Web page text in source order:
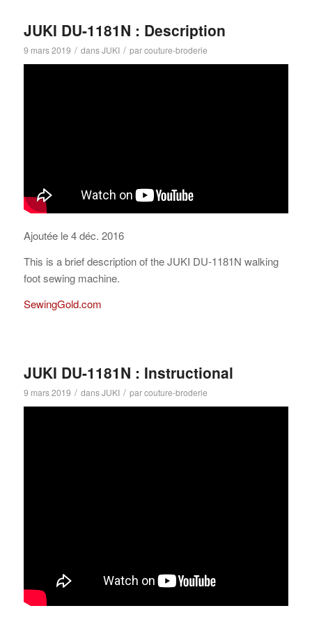
JUKI DU-1181N : Description
9 mars 2019 / dansJUKI / parcouture-broderie
Ajoutée le 4 déc. 2016
This is a brief description of the JUKI DU-1181N walking
foot sewing machine.
SewingGold.com
JUKI DU-1181N : Instructional
9 mars 2019 / dansJUKI / parcouture-broderie